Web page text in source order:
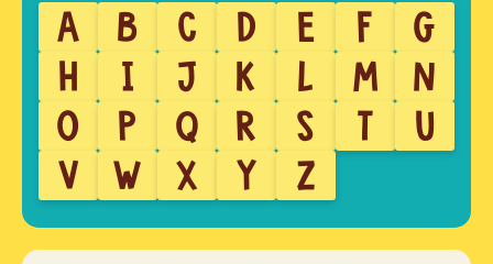
A B C D E F
G
H
I J K L M
N
O
P Q R S T
U
V
W X Y Z